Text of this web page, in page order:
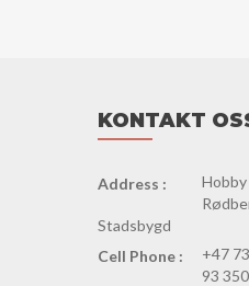
KONTAKT
Address :
Hobby
Stadsbygd
Cell Phone :
+47
93 350